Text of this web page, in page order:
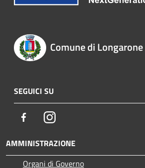
Comune di Longarone
SEGUICI SU
FacebookInstagram
AMMINISTRAZIONE
Organi di Governo